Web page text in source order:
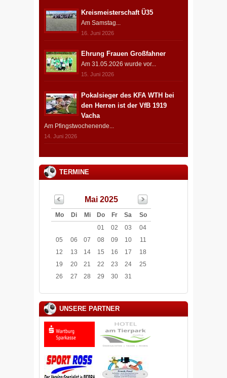
Kreismeisterschaft Ü35
Am Samstag...
16. Juni 2026
Ehrung Frauen Großfahner
Am 31.05.2026 wurde vor...
15. Juni 2026
Pokalsieger des KFA WTH bei
den Herren ist der VfB 1919
Vacha
Am Pfingstwochenende...
14. Juni 2026
TERMINE
Mai 2025
Mo Di Mi Do Fr Sa
So
01
02 03
04
05
06 07 08 09 10
11
12
13 14 15 16 17
18
19
20 21 22 23 24
25
26
27 28 29 30 31
UNSERE PARTNER